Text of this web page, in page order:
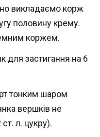
викладаємо корж
половину крему.
коржем.
для застигання на 6
тонким шаром
вершків не
л. цукру).